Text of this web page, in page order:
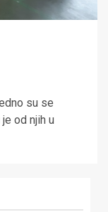
su se
od njih u